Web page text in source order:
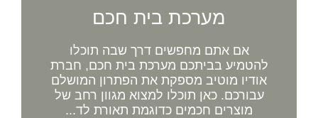
מערכת בית חכם
אם אתם מחפשים דרך שבה תוכלו
להטמיע בביתכם מערכת בית חכם, חברת
אודיו מוטיב מספקת את הפתרון המושלם
עבורכם. כאן תוכלו למצוא מגוון רחב של
מוצרים חכמים כדוגמת תאורת לד...